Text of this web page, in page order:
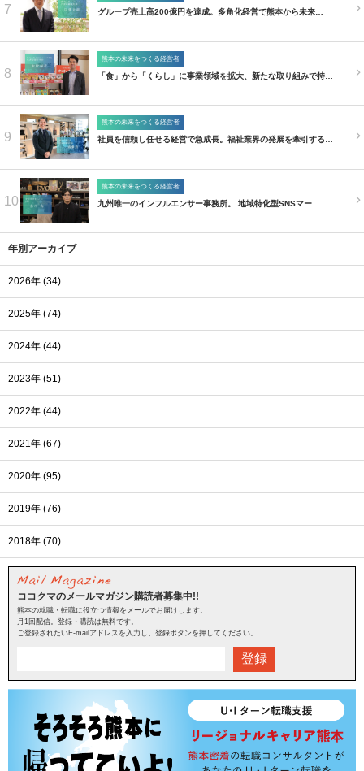
7 グループ売上高200億円を達成。多角化経営で熊本から未来…
8
熊本の未来をつくる経営者
「食」から「くらし」に事業領域を拡大、新たな取り組みで持…
9
熊本の未来をつくる経営者
社員を信頼し任せる経営で急成長。福祉業界の発展を牽引する…
10
熊本の未来をつくる経営者
九州唯一のインフルエンサー事務所。 地域特化型SNSマー…
年別アーカイブ
2026年 (34)
2025年 (74)
2024年 (44)
2023年 (51)
2022年 (44)
2021年 (67)
2020年 (95)
2019年 (76)
2018年 (70)
ココクマのメールマガジン購読者募集中!!
熊本の就職・転職に役立つ情報をメールでお届けします。
月1回配信。登録・購読は無料です。
ご登録されたいE-mailアドレスを入力し、登録ボタンを押してください。
登録